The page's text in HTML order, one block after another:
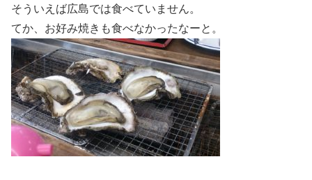
そういえば広島では食べていません。
てか、お好み焼きも食べなかったなーと。